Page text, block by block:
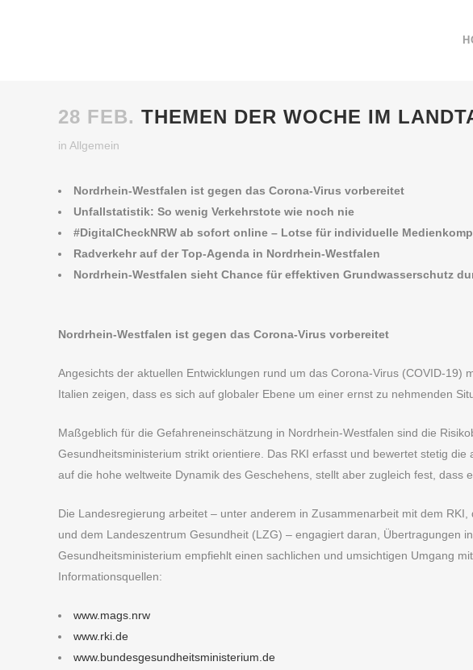
28 FEB. THEMEN DER WOCHE IM
in Allgemein
Nordrhein-Westfalen ist gegen das Corona-Virus vorbereitet
Unfallstatistik: So wenig Verkehrstote wie noch nie
#DigitalCheckNRW ab sofort online – Lotse für individuelle
Radverkehr auf der Top-Agenda in Nordrhein-Westfalen
Nordrhein-Westfalen sieht Chance für effektiven Grundwasserschutz
Nordrhein-Westfalen ist gegen das Corona-Virus vorbereitet
Angesichts der aktuellen Entwicklungen rund um das Corona-Virus (COVID-
Italien zeigen, dass es sich auf globaler Ebene um einer ernst zu nehmenden
Maßgeblich für die Gefahreneinschätzung in Nordrhein-Westfalen sind die
Gesundheitsministerium strikt orientiere. Das RKI erfasst und bewertet stetig
auf die hohe weltweite Dynamik des Geschehens, stellt aber zugleich fest,
Die Landesregierung arbeitet – unter anderem in Zusammenarbeit mit dem
und dem Landeszentrum Gesundheit (LZG) – engagiert daran, Übertragungen
Gesundheitsministerium empfiehlt einen sachlichen und umsichtigen Umgang
Informationsquellen:
www.mags.nrw
www.rki.de
www.bundesgesundheitsministerium.de